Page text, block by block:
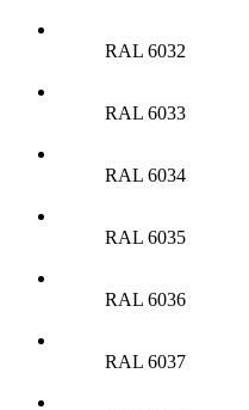
RAL 6032
RAL 6033
RAL 6034
RAL 6035
RAL 6036
RAL 6037